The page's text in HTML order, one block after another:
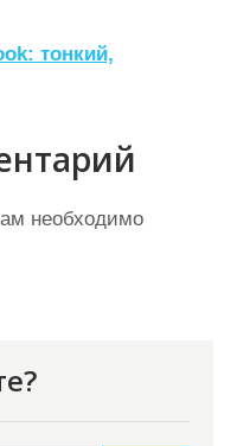
тонкий,
необходимо